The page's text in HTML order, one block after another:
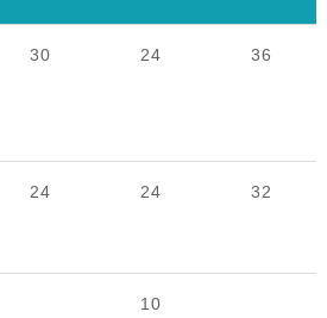
30 24 36
24 24 32
10